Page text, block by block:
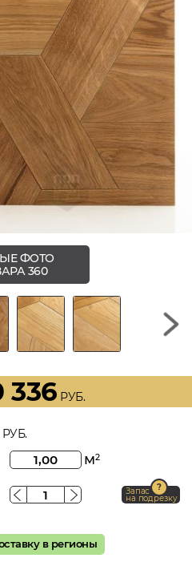
ФОТО
360
336 РУБ.
РУБ.
м2
Запас
на подрезку
в регионы